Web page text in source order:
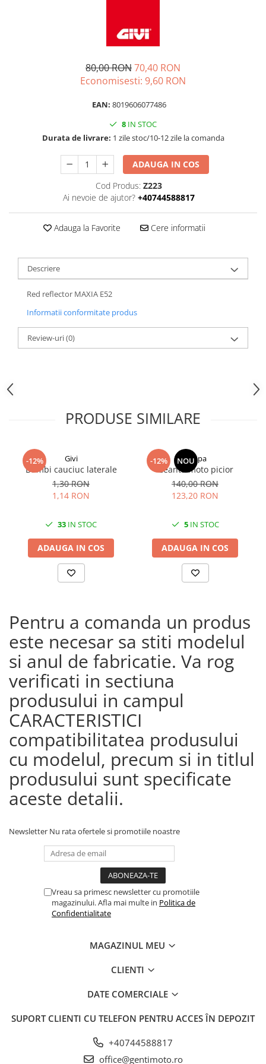
80,00 RON70,40 RON
Economisesti: 9,60 RON
EAN: 8019606077486
8 IN STOC
Durata de livrare: 1 zile stoc/10-12 zile la comanda
ADAUGA IN COS
Cod Produs: Z223
Ai nevoie de ajutor? +40744588817
Adauga la Favorite Cere informatii
Descriere
Red reflector MAXIA E52
Informatii conformitate produs
Review-uri(0)
PRODUSE SIMILARE
-12% Givi
Bumbi cauciuc laterale
1,30 RON
1,14 RON
33 IN STOC
ADAUGA IN COS
-12% NOU
Kappa
Geanta moto picior
140,00 RON
123,20 RON
5IN STOC
ADAUGA IN COS
Pentru a comanda un produs
este necesar sa stiti modelul
si anul de fabricatie. Va rog
verificati in sectiuna
produsului in campul
CARACTERISTICI
compatibilitatea produsului
cu modelul, precum si in titlul
produsului sunt specificate
aceste detalii.
Newsletter Nu rata ofertele si promotiile noastre
Vreau sa primesc newsletter cu promotiile
magazinului. Afla mai multe in Politica de
Confidentialitate
MAGAZINUL MEU
CLIENTI
DATE COMERCIALE
SUPORT CLIENTI CU TELEFON PENTRU ACCES ÎN DEPOZIT
+40744588817
office@gentimoto.ro